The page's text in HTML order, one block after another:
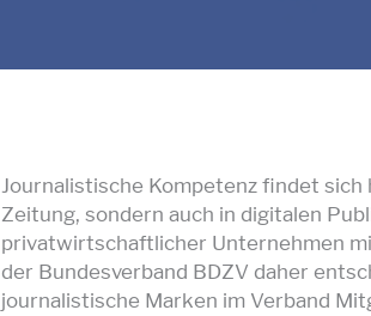
Journalistische Kompetenz findet
Zeitung, sondern auch in digitalen
privatwirtschaftlicher Unternehmen
der Bundesverband BDZV daher
journalistische Marken im Verband